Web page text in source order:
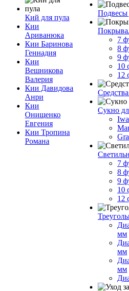
Кий для пула
Кии
Ариванюка
Кии Баринова
Геннадия
Кии
Вешникова
Валерия
Кии Давидова
Анри
Кии
Онищенко
Евгения
Кии Тропина
Романа
Подвесы
7
8
9
10
12
Сукно
7
8
9
10
12
мм
мм
мм